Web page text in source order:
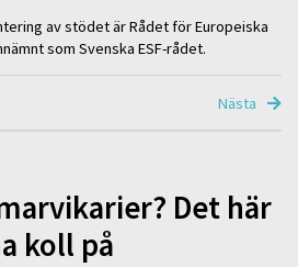
av stödet är Rådet för Europeiska
som Svenska ESF-rådet.
Nästa
Det här
koll på